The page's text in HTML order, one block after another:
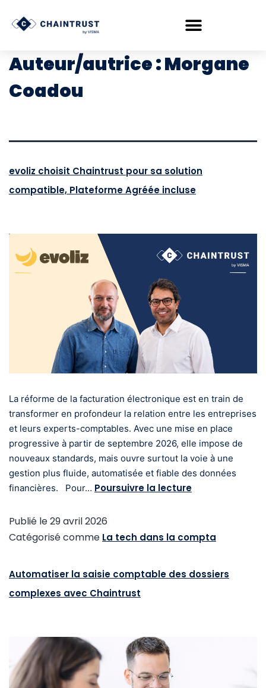
Auteur/autrice :Morgane
Coadou
evoliz choisit Chaintrust pour sa solution
compatible, Plateforme Agréée incluse
La réforme de la facturation électronique est en train de
transformer en profondeur la relation entre les entreprises
et leurs experts-comptables. Avec une mise en place
progressive à partir de septembre 2026, elle impose de
nouveaux standards, mais ouvre surtout la voie à une
gestion plus fluide, automatisée et fiable des données
financières. Pour… Poursuivre la lecture
Publié le29 avril 2026
Catégorisé comme La tech dans la compta
Automatiser la saisie comptable des dossiers
complexes avec Chaintrust